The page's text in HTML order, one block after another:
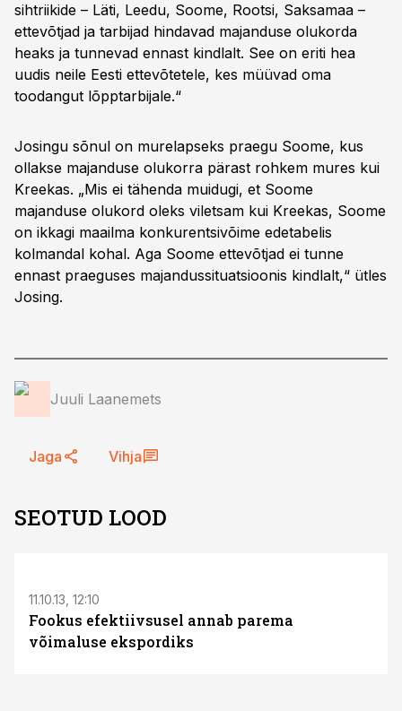
sihtriikide – Läti, Leedu, Soome, Rootsi, Saksamaa –
ettevõtjad ja tarbijad hindavad majanduse olukorda
heaks ja tunnevad ennast kindlalt. See on eriti hea
uudis neile Eesti ettevõtetele, kes müüvad oma
toodangut lõpptarbijale.“
Josingu sõnul on murelapseks praegu Soome, kus
ollakse majanduse olukorra pärast rohkem mures kui
Kreekas. „Mis ei tähenda muidugi, et Soome
majanduse olukord oleks viletsam kui Kreekas, Soome
on ikkagi maailma konkurentsivõime edetabelis
kolmandal kohal. Aga Soome ettevõtjad ei tunne
ennast praeguses majandussituatsioonis kindlalt,“ ütles
Josing.
Juuli Laanemets
Jaga Vihja
SEOTUD LOOD
11.10.13, 12:10
Fookus efektiivsusel annab parema
võimaluse ekspordiks